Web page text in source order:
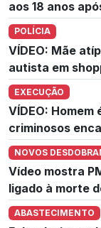
aos 18 anos
POLÍCIA
VÍDEO: Mãe
autista em
EXECUÇÃO
VÍDEO:
criminosos
NOVOS
Vídeo mostra
ligado à morte
ABASTECIMENTO